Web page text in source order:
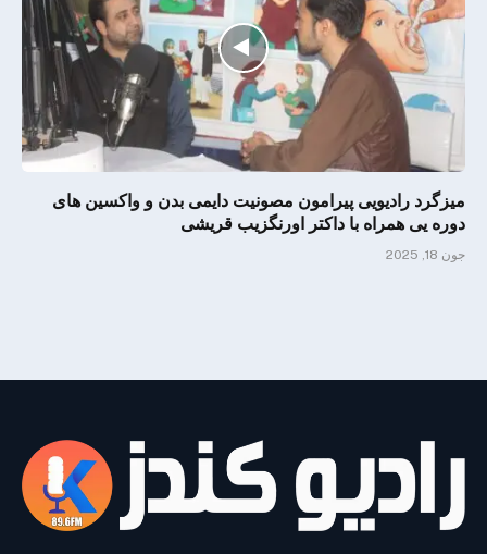
میزگرد رادیویی پیرامون مصونیت دایمی بدن و واکسین های
دوره یی همراه با داکتر اورنگزیب قریشی
جون 18, 2025